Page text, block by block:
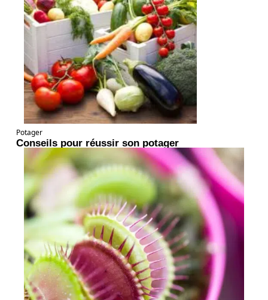
Potager
Conseils pour réussir son potager